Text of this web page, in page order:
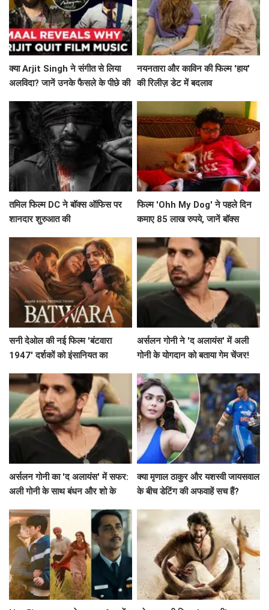
क्या Arjit Singh ने संगीत से लिया
अलविदा? जानें उनके फैसले के पीछे की
नयनतारा और काविन की फिल्म 'हाय'
की रिलीज़ डेट में बदलाव
तमिल फिल्म DC ने बॉक्स ऑफिस पर
शानदार शुरुआत की
फिल्म 'Ohh My Dog' ने पहले दिन
कमाए 85 लाख रुपये, जानें बॉक्स
सनी देओल की नई फिल्म 'बंटवारा
1947' दर्शकों को इंसानियत का
अर्सलन गोनी ने 'द अलायंस' में अली
गोनी के योगदान को बताया गेम चेंजर!
अर्सलन गोनी का 'द अलायंस' में सफर:
अली गोनी के साथ बंधन और शो के
क्या मृणाल ठाकुर और यशस्वी जायसवाल
के बीच डेटिंग की अफवाहें सच हैं?